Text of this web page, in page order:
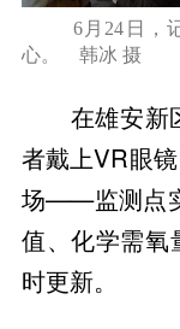
6月24日，
心。 韩冰 摄
在雄安新
者戴上VR眼
场——监测点
值、化学需氧
时更新。